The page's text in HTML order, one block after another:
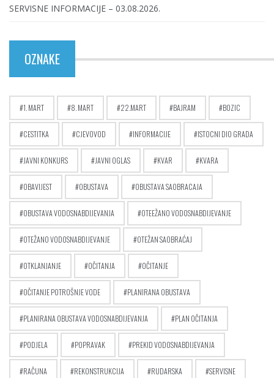
SERVISNE INFORMACIJE – 03.08.2026.
OZNAKE
1. MART 8. MART 22.MART BAJRAM BOZIC
CESTITKA CJEVOVOD INFORMACIJE ISTOCNI DIO GRADA
JAVNI KONKURS JAVNI OGLAS KVAR KVARA
OBAVIJEST OBUSTAVA OBUSTAVA SAOBRACAJA
OBUSTAVA VODOSNABDIJEVANJA OTEEŽANO VODOSNABDIJEVANJE
OTEŽANO VODOSNABDIJEVANJE OTEŽAN SAOBRAĆAJ
OTKLANJANJE OČITANJA OČITANJE
OČITANJE POTROŠNJE VODE PLANIRANA OBUSTAVA
PLANIRANA OBUSTAVA VODOSNABDIJEVANJA PLAN OČITANJA
PODJELA POPRAVAK PREKID VODOSNABDIJEVANJA
RAČUNA REKONSTRUKCIJA RUDARSKA SERVISNE